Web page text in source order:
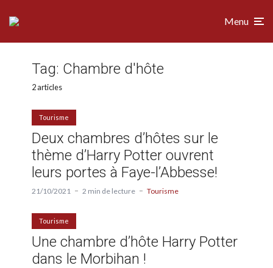
Menu
Tag: Chambre d'hôte
2 articles
Tourisme
Deux chambres d’hôtes sur le
thème d’Harry Potter ouvrent
leurs portes à Faye-l’Abbesse!
21/10/2021 2 min de lecture Tourisme
Tourisme
Une chambre d’hôte Harry Potter
dans le Morbihan !